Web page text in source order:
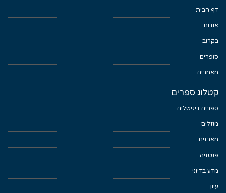
דף הבית
אודות
בקרוב
סופרים
מאמרים
קטלוג ספרים
ספרים דיגיטלים
מוזלים
מארזים
פנטזיה
מדע בדיוני
עיון